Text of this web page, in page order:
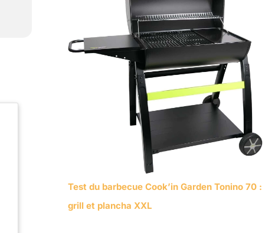
Test du barbecue Cook’in Garden Tonino 70 :
grill et plancha XXL